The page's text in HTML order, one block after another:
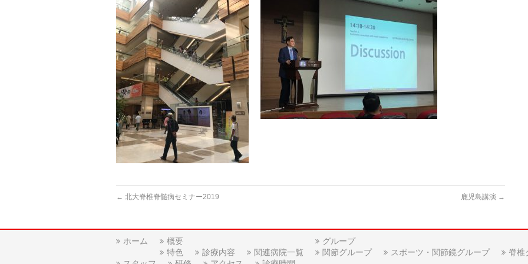
← 北大脊椎脊髄病セミナー2019 鹿児島講演 →
ホーム
概要
特色
診療内容 関連病院一覧
グループ
関節グループ
スポーツ・関節鏡グループ 脊椎